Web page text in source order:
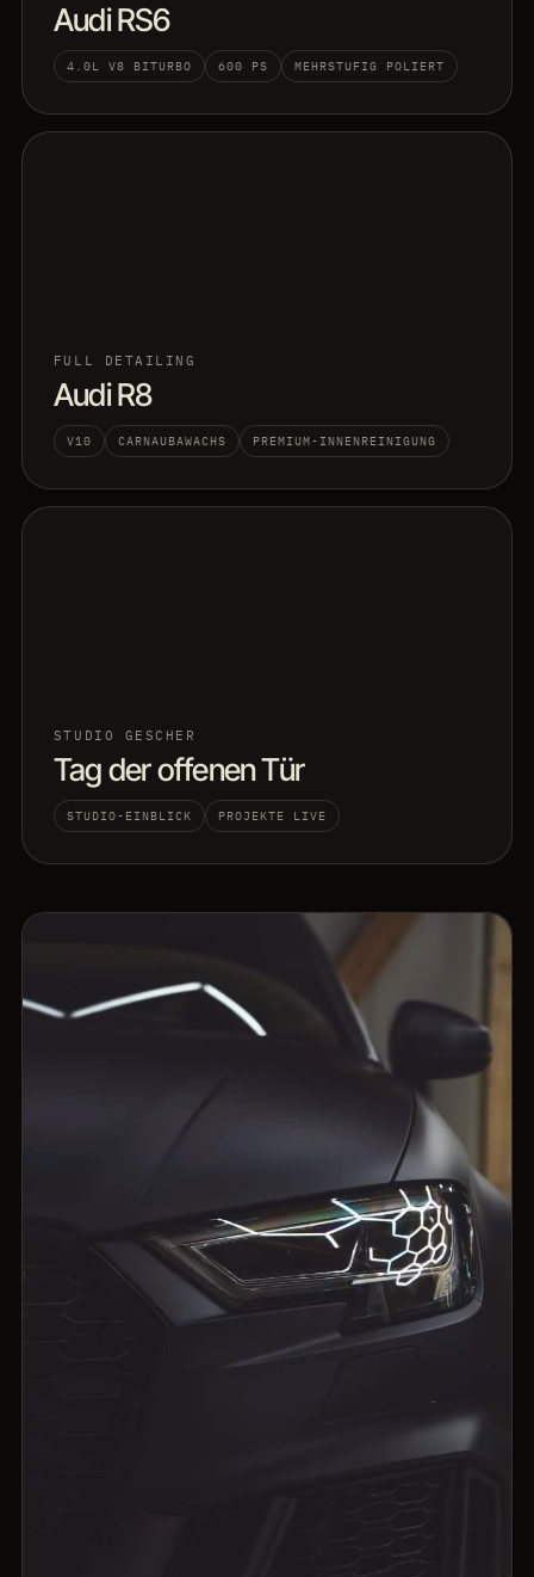
Audi RS6
4.0L V8 BITURBO 600 PS MEHRSTUFIG POLIERT
FULL DETAILING
Audi R8
V10 CARNAUBAWACHS PREMIUM-INNENREINIGUNG
STUDIO GESCHER
Tag der offenen Tür
STUDIO-EINBLICK PROJEKTE LIVE